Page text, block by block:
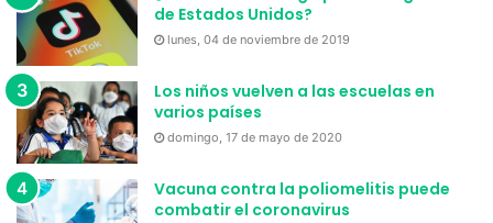
de Estados Unidos?
lunes, 04 de noviembre de 2019
Los niños vuelven a las escuelas en
varios países
domingo, 17 de mayo de 2020
Vacuna contra la poliomelitis puede
combatir el coronavirus